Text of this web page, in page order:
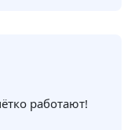
работают!